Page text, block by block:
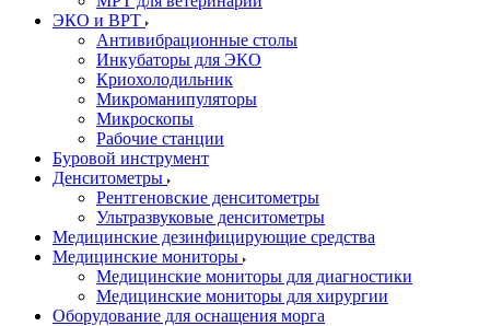
ЭКО и ВРТ
Антивибрационные столы
Инкубаторы для ЭКО
Криохолодильник
Микроманипуляторы
Микроскопы
Рабочие станции
Буровой инструмент
Денситометры
Рентгеновские денситометры
Ультразвуковые денситометры
Медицинские дезинфицирующие средства
Медицинские мониторы
Медицинские мониторы для диагностики
Медицинские мониторы для хирургии
Оборудование для оснащения морга